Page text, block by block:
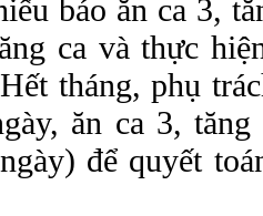
báo ăn ca 3,
ca và thực
tháng, phụ
ăn ca 3,
để quyết